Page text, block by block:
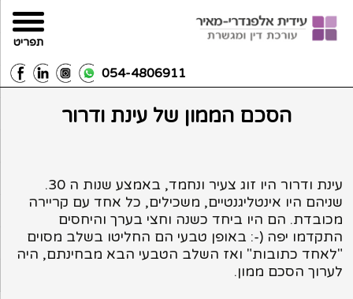
054-4806911
הסכם הממון של עינת ודרור
עינת ודרור היו זוג צעיר ונחמד, באמצע שנות ה 30.
שניהם היו אינטליגנטיים, משכילים, כל אחד עם קריירה
מכובדת. הם היו ביחד כשנה וחצי בערך והיחסים
התקדמו יפה (-: באופן טבעי הם החליטו בשלב מסוים
"לאחד כתובות" ואז השלב הטבעי הבא מבחינתם, היה
לערוך הסכם ממון.
תפריט